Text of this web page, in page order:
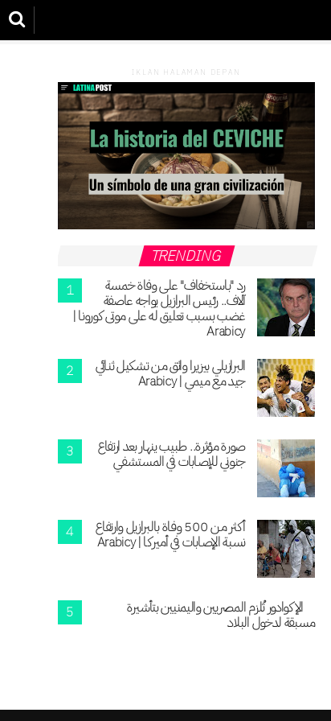
IKLAN HALAMAN DEPAN
TRENDING
رد "باستخفاف" على وفاة خمسة
آلاف.. رئيس البرازيل يواجه عاصفة
غضب بسبب تعليق له على موتى كورونا |
Arabicy
البرازيلي بيزيرا واثق من تشكيل ثنائي
جيد مع ميمي | Arabicy
صورة مؤثرة.. طبيب ينهار بعد ارتفاع
جنوني للإصابات في المستشفي
أكثر من 500 وفاة بالبرازيل وارتفاع
نسبة الإصابات في أميركا | Arabicy
الإكوادور تُلزم المصريين واليمنيين بتأشيرة
مسبقة لدخول البلاد